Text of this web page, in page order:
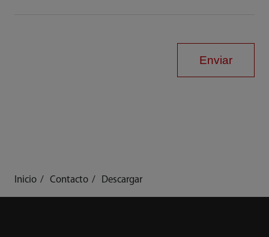
Enviar
Inicio Contacto Descargar